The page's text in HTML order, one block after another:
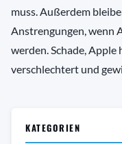
muss. Außerdem
Anstrengungen, wenn
werden. Schade,
verschlechtert und
KATEGORIEN